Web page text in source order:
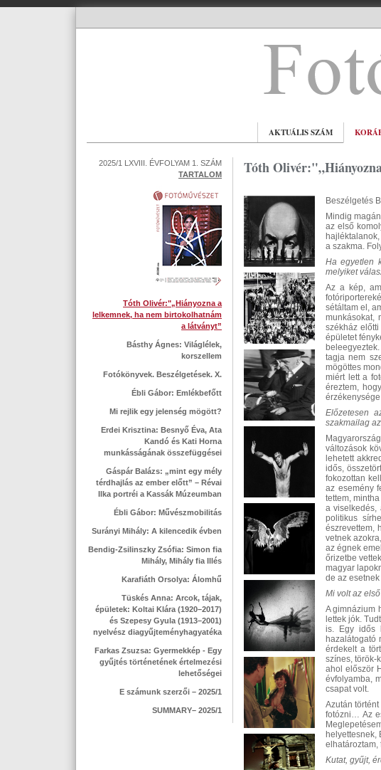
AKTUÁLIS SZÁM
2025/1 LXVIII. ÉVFOLYAM 1. SZÁM
TARTALOM
Tóth Olivér:"„Hiányozna a
lelkemnek, ha nem birtokolhatnám
a látványt”
Básthy Ágnes: Világlélek,
korszellem
Fotókönyvek. Beszélgetések. X.
Ébli Gábor: Emlékbefőtt
Mi rejlik egy jelenség mögött?
Erdei Krisztina: Besnyő Éva, Ata
Kandó és Kati Horna
munkásságának összefüggései
Gáspár Balázs: „mint egy mély
térdhajlás az ember előtt” – Révai
Ilka portréi a Kassák Múzeumban
Ébli Gábor: Művészmobilitás
Surányi Mihály: A kilencedik évben
Bendig-Zsilinszky Zsófia: Simon fia
Mihály, Mihály fia Illés
Karafiáth Orsolya: Álomhű
Tüskés Anna: Arcok, tájak,
épületek: Koltai Klára (1920–2017)
és Szepesy Gyula (1913–2001)
nyelvész diagyűjteményhagyatéka
Farkas Zsuzsa: Gyermekkép - Egy
gyűjtés történetének értelmezési
lehetőségei
E számunk szerzői – 2025/1
SUMMARY– 2025/1
Tóth
Beszélgetés
Mindig
az első
a szakma.
Ha egyetlen
melyiket
Az a kép,
sétáltam el,
munkásokat,
székház
épületet
tagja nem
mögöttes
miért lett a
éreztem,
Előzetesen
szakmailag
változások
lehetett
idős,
fokozottan
az esemény
tettem,
a viselkedés,
politikus
észrevettem,
vetnek
az égnek
őrizetbe
magyar
de az
Mi volt az
A gimnázium
lettek jók.
is. Egy idős
hazalátogató
érdekelt a
színes, török-
ahol először
évfolyamba,
csapat volt.
Azután
fotózni… Az
helyettesnek,
elhatároztam,
Kutat, gyűjt,